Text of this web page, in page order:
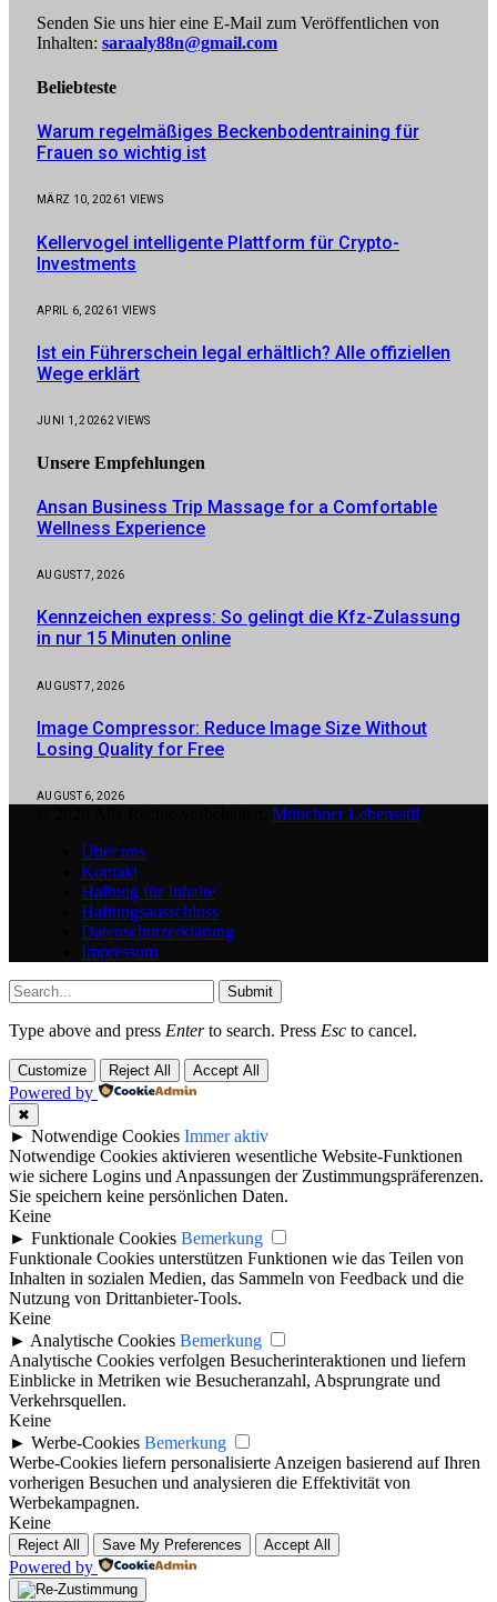
Senden Sie uns hier eine E-Mail zum Veröffentlichen von
Inhalten: saraaly88n@gmail.com
Beliebteste
Warum regelmäßiges Beckenbodentraining für
Frauen so wichtig ist
MÄRZ 10, 20261 VIEWS
Kellervogel intelligente Plattform für Crypto-
Investments
APRIL 6, 20261 VIEWS
Ist ein Führerschein legal erhältlich? Alle offiziellen
Wege erklärt
JUNI 1, 20262VIEWS
Unsere Empfehlungen
Ansan Business Trip Massage for a Comfortable
Wellness Experience
AUGUST 7, 2026
Kennzeichen express: So gelingt die Kfz-Zulassung
in nur 15 Minuten online
AUGUST 7, 2026
Image Compressor: Reduce Image Size Without
Losing Quality for Free
AUGUST 6, 2026
Münchner Lebensstil
Über uns
Kontakt
Haftung für Inhalte
Haftungsausschluss
Datenschutzerklärung
Impressum
Submit
Type above and press Enterto search. Press Esc to cancel.
Customize Reject All Accept All
Powered by
✖
► Notwendige Cookies Immer aktiv
Notwendige Cookies aktivieren wesentliche Website-Funktionen
wie sichere Logins und Anpassungen der Zustimmungspräferenzen.
Sie speichern keine persönlichen Daten.
Keine
► Funktionale Cookies Bemerkung
Funktionale Cookies unterstützen Funktionen wie das Teilen von
Inhalten in sozialen Medien, das Sammeln von Feedback und die
Nutzung von Drittanbieter-Tools.
Keine
► Analytische Cookies Bemerkung
Analytische Cookies verfolgen Besucherinteraktionen und liefern
Einblicke in Metriken wie Besucheranzahl, Absprungrate und
Verkehrsquellen.
Keine
► Werbe-Cookies Bemerkung
Werbe-Cookies liefern personalisierte Anzeigen basierend auf Ihren
vorherigen Besuchen und analysieren die Effektivität von
Werbekampagnen.
Keine
Reject All Save My Preferences Accept All
Powered by